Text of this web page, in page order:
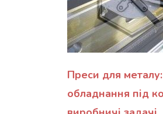
Преси для
обладнання під